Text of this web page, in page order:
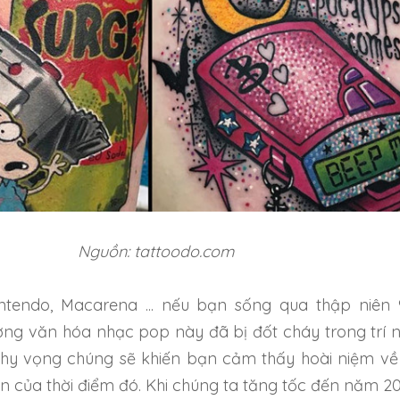
Nguồn: tattoodo.com
Macarena ... nếu bạn sống qua thập niên
văn hóa nhạc pop này đã bị đốt cháy trong trí
vọng chúng sẽ khiến bạn cảm thấy hoài niệm
của thời điểm đó. Khi chúng ta tăng tốc đến năm